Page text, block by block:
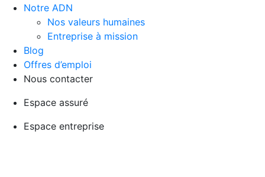
Notre ADN
Nos valeurs humaines
Entreprise à mission
Blog
Offres d’emploi
Nous contacter
Espace assuré
Espace entreprise